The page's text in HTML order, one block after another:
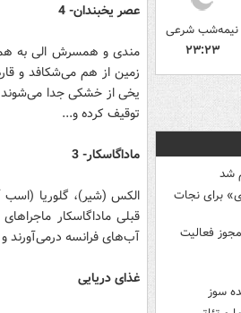
نیمه‌شب شرعی
۲۳:۲۳
برای نجات
مجوز فعالیت
سوز
عصر یخبندان- 4
مندی و همسرش الی به
زمین از هم می‌شکافد و
یخی از خشکی جدا می‌شوند
توقیف کرده و...
ماداگاسکار- 3
الکس (شیر)، گلوریا (اسب
قبلی ماداگاسکار
آب‌های فرانسه
غذای دریایی